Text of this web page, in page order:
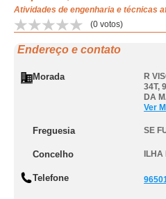
Atividades de engenharia e técnicas
(0 votos)
Endereço e contato
Morada
R
34T,
DA
Ver
Freguesia SE
Concelho
Telefone